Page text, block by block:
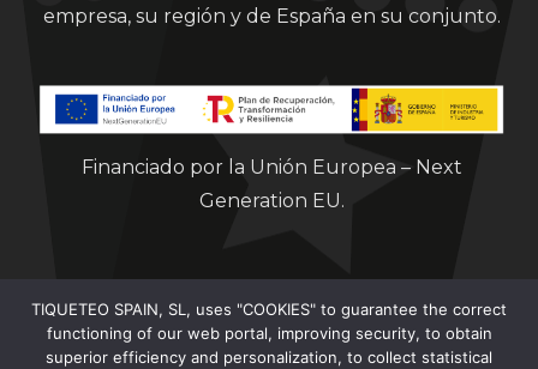
empresa, su región y de España en su conjunto.
Financiado por la Unión Europea – Next
Generation EU.
TIQUETEO SPAIN, SL, uses "COOKIES" to guarantee the correct
functioning of our web portal, improving security, to obtain
superior efficiency and personalization, to collect statistical